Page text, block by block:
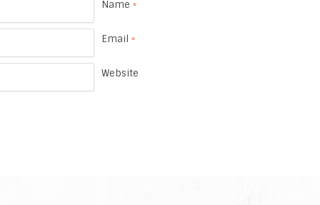
Name*
Email*
Website